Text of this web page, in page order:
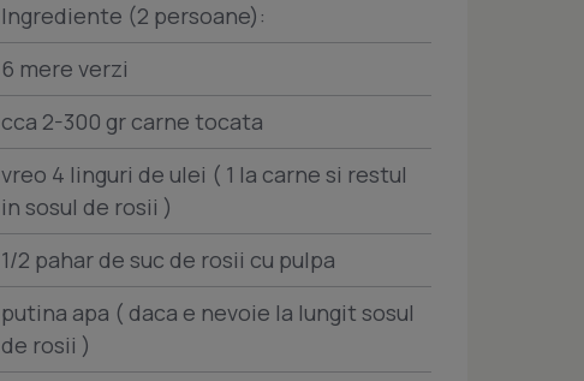
Ingrediente (2 persoane):
6 mere verzi
cca 2-300 gr carne tocata
vreo 4 linguri de ulei ( 1 la carne si restul
in sosul de rosii )
1/2 pahar de suc de rosii cu pulpa
putina apa ( daca e nevoie la lungit sosul
de rosii )